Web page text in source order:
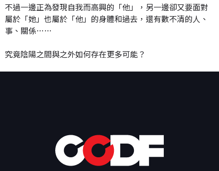
不過一邊正為發現自我而高興的「他」，另一邊卻又要面對
屬於「她」也屬於「他」的身體和過去，還有數不清的人、
事、關係……
究竟陰陽之間與之外如何存在更多可能？